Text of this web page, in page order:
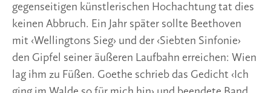
gegenseitigen künstlerischen Hochachtung tat dies
keinen Abbruch. Ein Jahr später sollte Beethoven
mit ‹Wellingtons Sieg› und der ‹Siebten Sinfonie›
den Gipfel seiner äußeren Laufbahn erreichen: Wien
lag ihm zu Füßen. Goethe schrieb das Gedicht ‹Ich